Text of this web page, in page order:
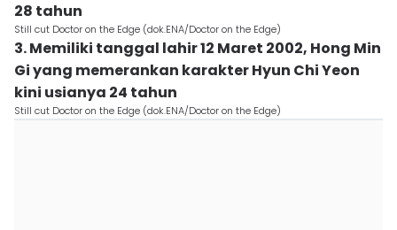
28 tahun
Still cut Doctor on the Edge (dok.ENA/Doctor on the Edge)
3. Memiliki tanggal lahir 12 Maret 2002, Hong Min
Gi yang memerankan karakter Hyun Chi Yeon
kini usianya 24 tahun
Still cut Doctor on the Edge (dok.ENA/Doctor on the Edge)